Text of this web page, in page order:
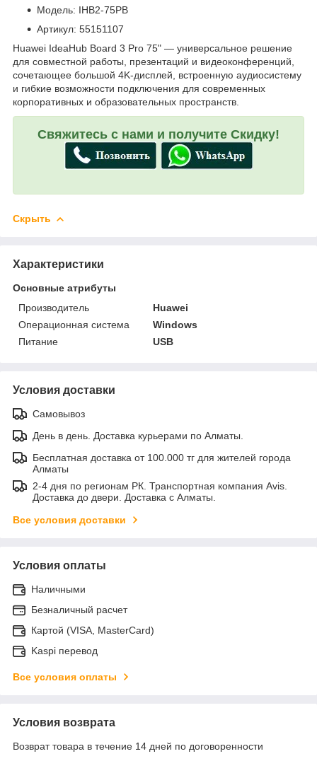
Модель: IHB2-75PB
Артикул: 55151107
Huawei IdeaHub Board 3 Pro 75" — универсальное решение
для совместной работы, презентаций и видеоконференций,
сочетающее большой 4K-дисплей, встроенную аудиосистему
и гибкие возможности подключения для современных
корпоративных и образовательных пространств.
Свяжитесь с нами и получите Скидку!
Скрыть
Характеристики
Основные атрибуты
Производитель
Huawei
Операционная система
Windows
Питание
USB
Условия доставки
Самовывоз
День в день. Доставка курьерами по Алматы.
Бесплатная доставка от 100.000 тг для жителей города
Алматы
2-4 дня по регионам РК. Транспортная компания Avis.
Доставка до двери. Доставка с Алматы.
Все условия доставки
Условия оплаты
Наличными
Безналичный расчет
Картой (VISA, MasterCard)
Kaspi перевод
Все условия оплаты
Условия возврата
Возврат товара в течение 14 дней по договоренности